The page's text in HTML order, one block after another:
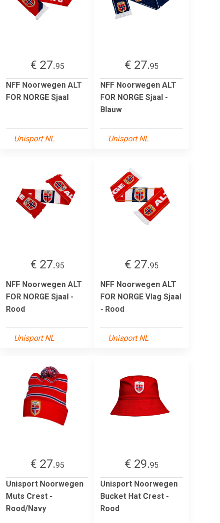
€ 27.95
NFF Noorwegen ALT
FOR NORGE Sjaal
Unisport NL
€ 27.95
NFF Noorwegen ALT
FOR NORGE Sjaal -
Blauw
Unisport NL
€ 27.95
NFF Noorwegen ALT
FOR NORGE Sjaal -
Rood
Unisport NL
€ 27.95
NFF Noorwegen ALT
FOR NORGE Vlag Sjaal
- Rood
Unisport NL
€ 27.95
Unisport Noorwegen
Muts Crest -
Rood/Navy
€ 29.95
Unisport Noorwegen
Bucket Hat Crest -
Rood